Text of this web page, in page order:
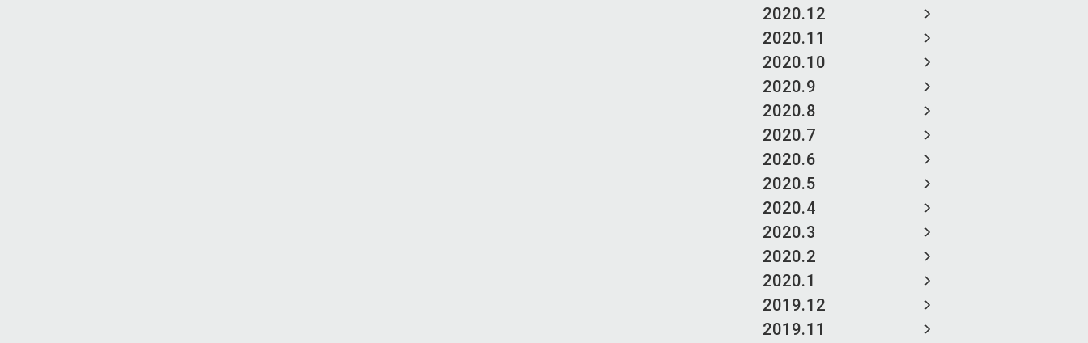
2020.12
2020.11
2020.10
2020.9
2020.8
2020.7
2020.6
2020.5
2020.4
2020.3
2020.2
2020.1
2019.12
2019.11